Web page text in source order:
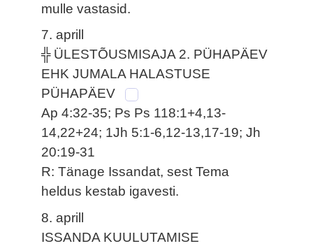
mulle vastasid.
7. aprill
╬ ÜLESTÕUSMISAJA 2. PÜHAPÄEV
EHK JUMALA HALASTUSE
PÜHAPÄEV
Ap 4:32-35; Ps Ps 118:1+4,13-
14,22+24; 1Jh 5:1-6,12-13,17-19; Jh
20:19-31
R: Tänage Issandat, sest Tema
heldus kestab igavesti.
8. aprill
ISSANDA KUULUTAMISE